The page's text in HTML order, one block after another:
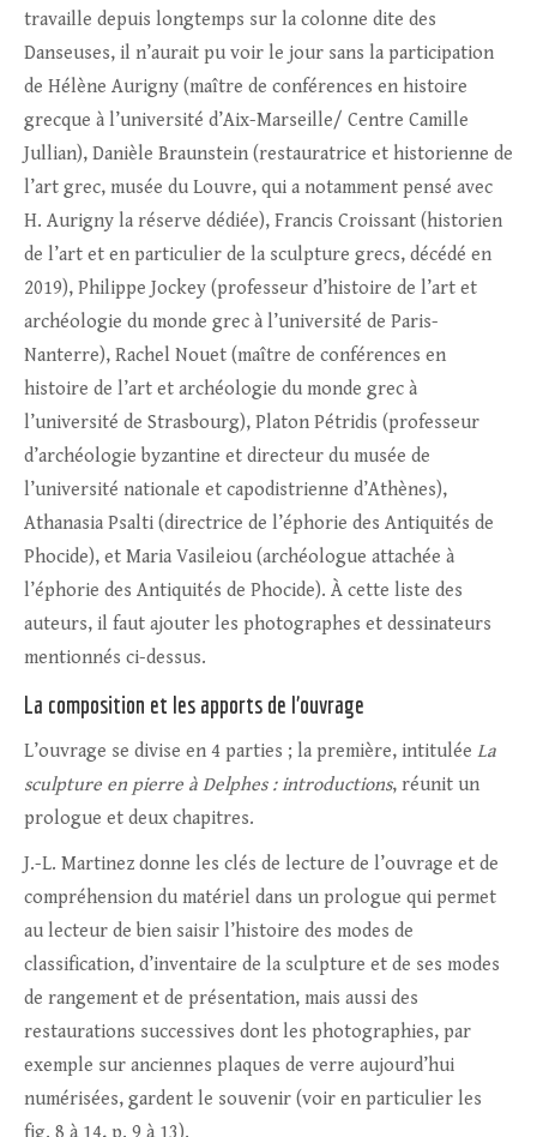
travaille depuis longtemps sur la colonne dite des
Danseuses, il n’aurait pu voir le jour sans la participation
de Hélène Aurigny (maître de conférences en histoire
grecque à l’université d’Aix-Marseille/ Centre Camille
Jullian), Danièle Braunstein (restauratrice et historienne de
l’art grec, musée du Louvre, qui a notamment pensé avec
H. Aurigny la réserve dédiée), Francis Croissant (historien
de l’art et en particulier de la sculpture grecs, décédé en
2019), Philippe Jockey (professeur d’histoire de l’art et
archéologie du monde grec à l’université de Paris-
Nanterre), Rachel Nouet (maître de conférences en
histoire de l’art et archéologie du monde grec à
l’université de Strasbourg), Platon Pétridis (professeur
d’archéologie byzantine et directeur du musée de
l’université nationale et capodistrienne d’Athènes),
Athanasia Psalti (directrice de l’éphorie des Antiquités de
Phocide), et Maria Vasileiou (archéologue attachée à
l’éphorie des Antiquités de Phocide). À cette liste des
auteurs, il faut ajouter les photographes et dessinateurs
mentionnés ci-dessus.
La composition et les apports de l’ouvrage
L’ouvrage se divise en 4 parties ; la première, intitulée La
sculpture en pierre à Delphes : introductions, réunit un
prologue et deux chapitres.
J.-L. Martinez donne les clés de lecture de l’ouvrage et de
compréhension du matériel dans un prologue qui permet
au lecteur de bien saisir l’histoire des modes de
classification, d’inventaire de la sculpture et de ses modes
de rangement et de présentation, mais aussi des
restaurations successives dont les photographies, par
exemple sur anciennes plaques de verre aujourd’hui
numérisées, gardent le souvenir (voir en particulier les